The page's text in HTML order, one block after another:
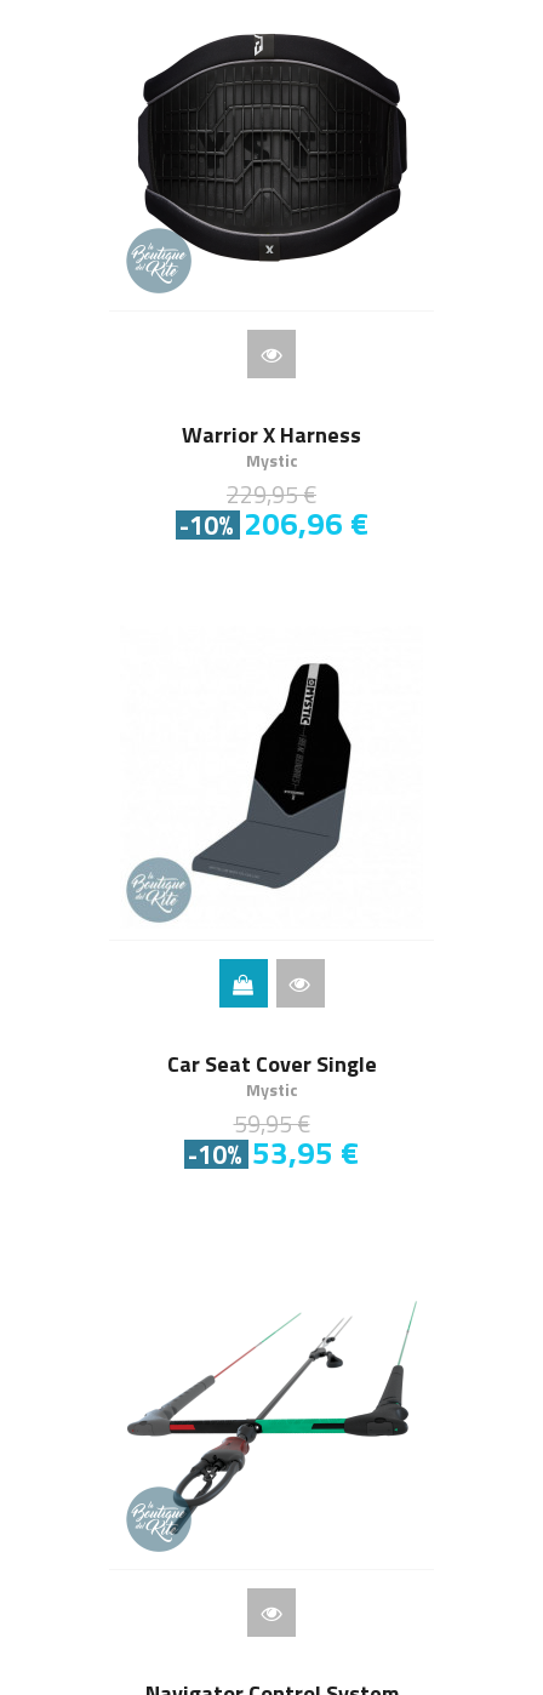
Warrior X Harness
Mystic
229,95 €
-10% 206,96 €
Car Seat Cover Single
Mystic
59,95 €
-10% 53,95 €